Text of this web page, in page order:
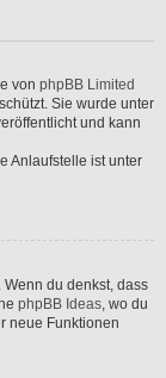
von phpBB Limited
Sie wurde unter
und kann
Anlaufstelle ist unter
du denkst, dass
phpBB Ideas, wo du
neue Funktionen